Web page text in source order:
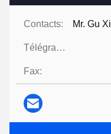
Contacts: Mr. Gu
Télégramme:
Fax: